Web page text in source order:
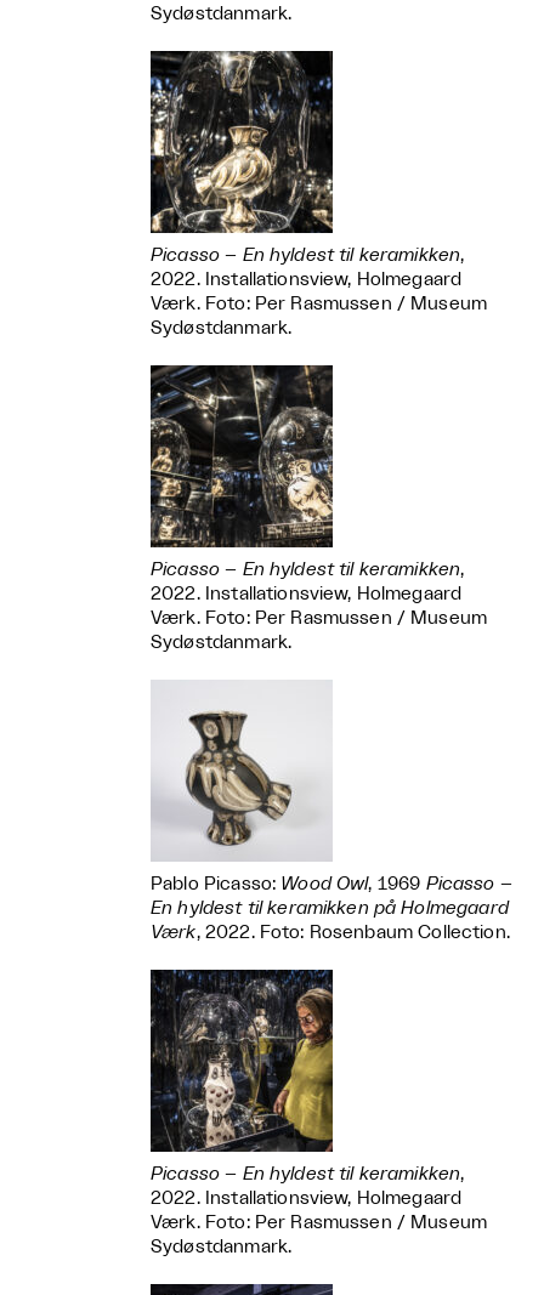
Sydøstdanmark.
Picasso – En hyldest til keramikken,
2022. Installationsview, Holmegaard
Værk. Foto: Per Rasmussen / Museum
Sydøstdanmark.
Picasso – En hyldest til keramikken,
2022. Installationsview, Holmegaard
Værk. Foto: Per Rasmussen / Museum
Sydøstdanmark.
Pablo Picasso: Wood Owl, 1969 Picasso –
En hyldest til keramikken på Holmegaard
Værk, 2022. Foto: Rosenbaum Collection.
Picasso – En hyldest til keramikken,
2022. Installationsview, Holmegaard
Værk. Foto: Per Rasmussen / Museum
Sydøstdanmark.